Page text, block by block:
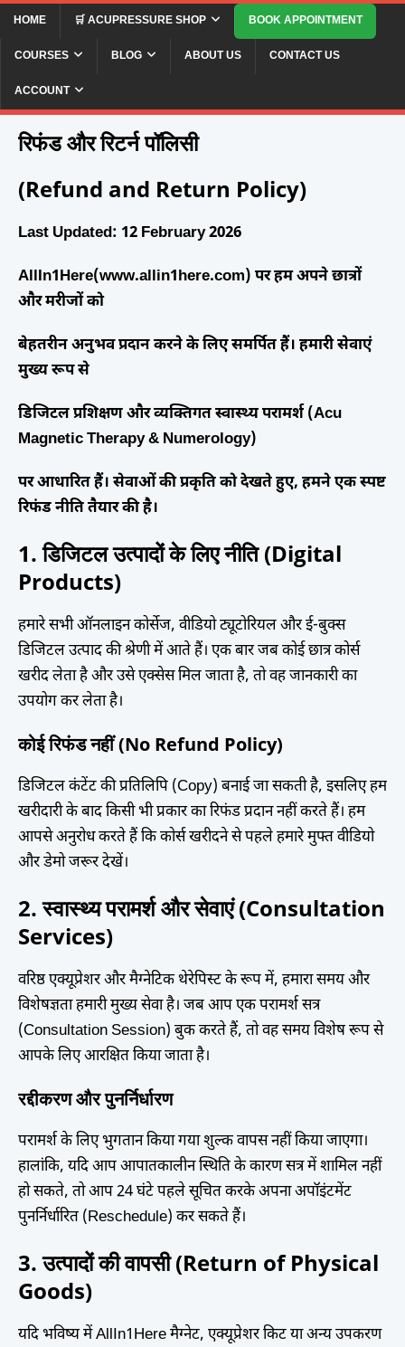
HOME 🛒 ACUPRESSURE SHOP BOOK APPOINTMENT
COURSES BLOG ABOUT US CONTACT US
ACCOUNT
Refund and Return Policy (रिफंड और
रिटर्न पॉलिसी)
रिफंड और रिटर्न पॉलिसी
(Refund and Return Policy)
Last Updated: 12 February 2026
AllIn1Here(www.allin1here.com) पर हम अपने छात्रों
और मरीजों को
बेहतरीन अनुभव प्रदान करने के लिए समर्पित हैं। हमारी सेवाएं
मुख्य रूप से
डिजिटल प्रशिक्षण और व्यक्तिगत स्वास्थ्य परामर्श (Acu
Magnetic Therapy & Numerology)
पर आधारित हैं। सेवाओं की प्रकृति को देखते हुए, हमने एक स्पष्ट
रिफंड नीति तैयार की है।
1. डिजिटल उत्पादों के लिए नीति (Digital
Products)
हमारे सभी ऑनलाइन कोर्सेज, वीडियो ट्यूटोरियल और ई-बुक्स
डिजिटल उत्पाद की श्रेणी में आते हैं। एक बार जब कोई छात्र कोर्स
खरीद लेता है और उसे एक्सेस मिल जाता है, तो वह जानकारी का
उपयोग कर लेता है।
कोई रिफंड नहीं (No Refund Policy)
डिजिटल कंटेंट की प्रतिलिपि (Copy) बनाई जा सकती है, इसलिए हम
खरीदारी के बाद किसी भी प्रकार का रिफंड प्रदान नहीं करते हैं। हम
आपसे अनुरोध करते हैं कि कोर्स खरीदने से पहले हमारे मुफ्त वीडियो
और डेमो जरूर देखें।
2. स्वास्थ्य परामर्श और सेवाएं (Consultation
Services)
वरिष्ठ एक्यूप्रेशर और मैग्नेटिक थेरेपिस्ट के रूप में, हमारा समय और
विशेषज्ञता हमारी मुख्य सेवा है। जब आप एक परामर्श सत्र
(Consultation Session) बुक करते हैं, तो वह समय विशेष रूप से
आपके लिए आरक्षित किया जाता है।
रद्दीकरण और पुनर्निर्धारण
परामर्श के लिए भुगतान किया गया शुल्क वापस नहीं किया जाएगा।
हालांकि, यदि आप आपातकालीन स्थिति के कारण सत्र में शामिल नहीं
हो सकते, तो आप 24 घंटे पहले सूचित करके अपना अपॉइंटमेंट
पुनर्निर्धारित (Reschedule) कर सकते हैं।
3. उत्पादों की वापसी (Return of Physical
Goods)
यदि भविष्य में AllIn1Here मैग्नेट, एक्यूप्रेशर किट या अन्य उपकरण